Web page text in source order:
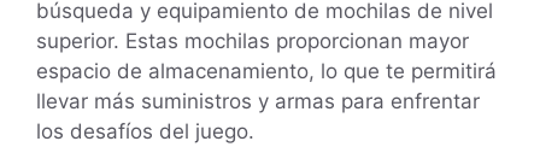
búsqueda y equipamiento de mochilas de nivel
superior. Estas mochilas proporcionan mayor
espacio de almacenamiento, lo que te permitirá
llevar más suministros y armas para enfrentar
los desafíos del juego.